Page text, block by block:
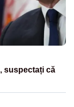
suspectați că